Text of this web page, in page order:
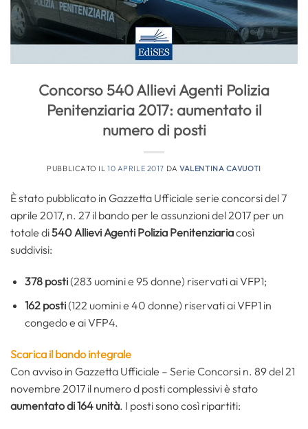
Concorso 540 Allievi Agenti Polizia
Penitenziaria 2017: aumentato il
numero di posti
PUBBLICATO IL10 APRILE 2017 DAVALENTINA CAVUOTI
È stato pubblicato in Gazzetta Ufficiale serie concorsi del 7
aprile 2017, n. 27 il bando per le assunzioni del 2017 per un
totale di540 Allievi Agenti Polizia Penitenziariacosì
suddivisi:
378 posti(283 uomini e 95 donne) riservati ai VFP1;
162 posti(122 uomini e 40 donne) riservati ai VFP1 in
congedo e ai VFP4.
Scarica il bando integrale
Con avviso in Gazzetta Ufficiale – Serie Concorsi n. 89 del 21
novembre 2017 il numero d posti complessivi è stato
aumentato di 164 unità. I posti sono così ripartiti: